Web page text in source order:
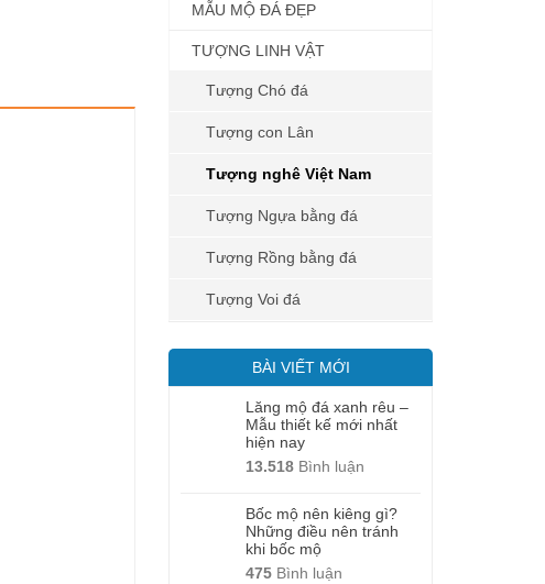
MẪU MỘ ĐÁ ĐẸP
TƯỢNG LINH VẬT
Tượng Chó đá
Tượng con Lân
Tượng nghê Việt Nam
Tượng Ngựa bằng đá
Tượng Rồng bằng đá
Tượng Voi đá
BÀI VIẾT MỚI
Lăng mộ đá xanh rêu –
Mẫu thiết kế mới nhất
hiện nay
13.518 Bình luận
Bốc mộ nên kiêng gì?
Những điều nên tránh
khi bốc mộ
475 Bình luận